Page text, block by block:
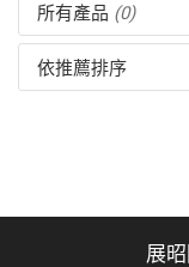
所有產品 (0)
依推薦排序
展